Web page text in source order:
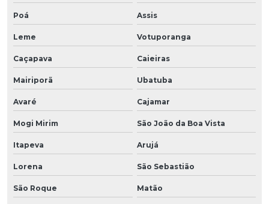
Poá Assis
Leme Votuporanga
Caçapava Caieiras
Mairiporã Ubatuba
Avaré Cajamar
Mogi Mirim São João da Boa Vista
Itapeva Arujá
Lorena São Sebastião
São Roque Matão